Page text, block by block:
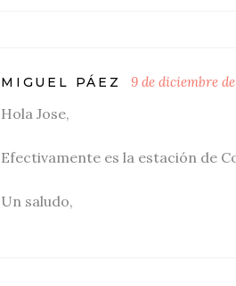
MIGUEL PÁEZ 9 de diciembre
Hola Jose,
Efectivamente es la estación de
Un saludo,